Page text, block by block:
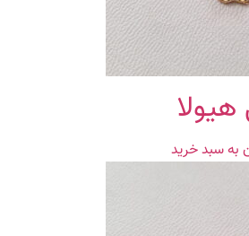
به سبد خرید